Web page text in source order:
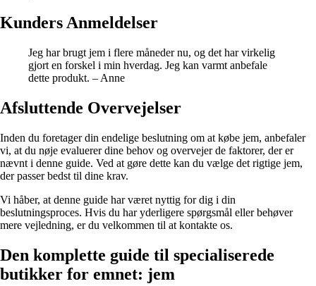
Kunders Anmeldelser
Jeg har brugt jem i flere måneder nu, og det har virkelig
gjort en forskel i min hverdag. Jeg kan varmt anbefale
dette produkt. – Anne
Afsluttende Overvejelser
Inden du foretager din endelige beslutning om at købe jem, anbefaler
vi, at du nøje evaluerer dine behov og overvejer de faktorer, der er
nævnt i denne guide. Ved at gøre dette kan du vælge det rigtige jem,
der passer bedst til dine krav.
Vi håber, at denne guide har været nyttig for dig i din
beslutningsproces. Hvis du har yderligere spørgsmål eller behøver
mere vejledning, er du velkommen til at kontakte os.
Den komplette guide til specialiserede
butikker for emnet: jem